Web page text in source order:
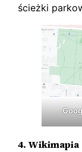
ścieżki
4. Wikimapia